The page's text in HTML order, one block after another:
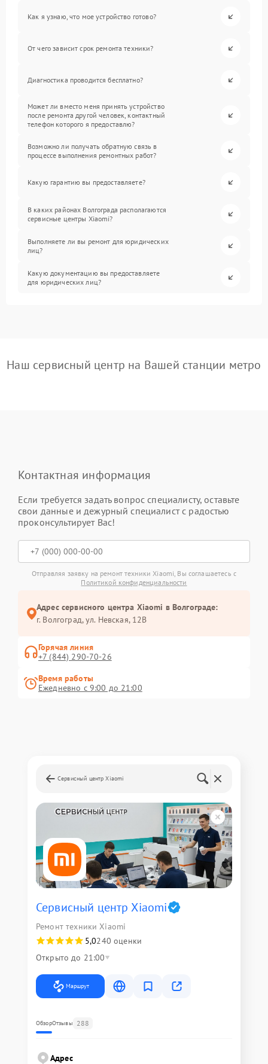
Как я узнаю, что мое устройство готово?
От чего зависит срок ремонта техники?
Диагностика проводится бесплатно?
Может ли вместо меня принять устройство
после ремонта другой человек, контактный
телефон которого я предоставлю?
Возможно ли получать обратную связь в
процессе выполнения ремонтных работ?
Какую гарантию вы предоставляете?
В каких районах Волгограда располагаются
сервисные центры Xiaomi?
Выполняете ли вы ремонт для юридических
лиц?
Какую документацию вы предоставляете
для юридических лиц?
Наш сервисный центр на Вашей станции метро
Контактная информация
Если требуется задать вопрос специалисту, оставьте
свои данные и дежурный специалист с радостью
проконсультирует Вас!
Отправляя заявку на ремонт техники Xiaomi, Вы соглашаетесь с
Политикой конфиденциальности
Адрес сервисного центра Xiaomi в Волгограде:
г. Волгоград, ул. Невская, 12В
Горячая линия
+7 (844) 290-70-26
Время работы
Ежедневно с 9:00 до 21:00
Сервисный центр Xiaomi
Сервисный центр Xiaomi
Ремонт техники Xiaomi
5,0240 оценки
Открыто до 21:00
Маршрут
ОбзорОтзывы 288
Адрес